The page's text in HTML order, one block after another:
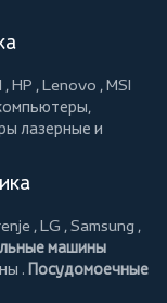
,HP ,Lenovo ,MSI
лазерные и
,LG ,Samsung ,
машины
. Посудомоечные